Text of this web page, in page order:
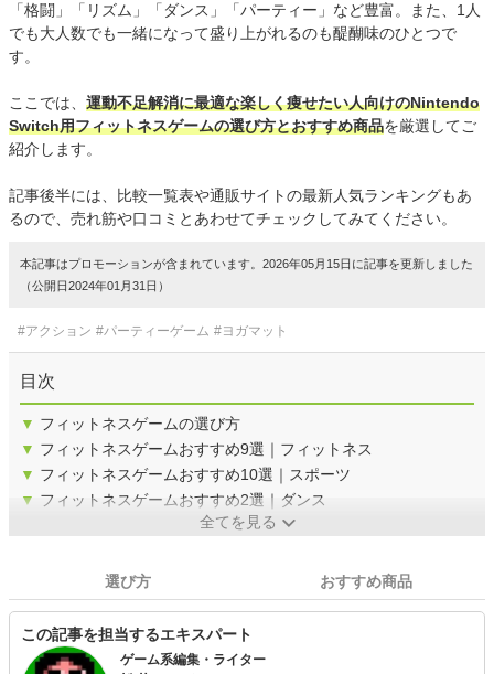
「格闘」「リズム」「ダンス」「パーティー」など豊富。また、1人
でも大人数でも一緒になって盛り上がれるのも醍醐味のひとつで
す。
ここでは、 運動不足解消に最適な楽しく痩せたい人向けのNintendo
Switch用フィットネスゲームの選び方とおすすめ商品を厳選してご
紹介します。
記事後半には、比較一覧表や通販サイトの最新人気ランキングもあ
るので、売れ筋や口コミとあわせてチェックしてみてください。
本記事はプロモーションが含まれています。2026年05月15日に記事を更新しました
（公開日2024年01月31日）
#アクション #パーティーゲーム #ヨガマット
目次
▼ フィットネスゲームの選び方
▼ フィットネスゲームおすすめ9選｜フィットネス
▼ フィットネスゲームおすすめ10選｜スポーツ
▼ フィットネスゲームおすすめ2選｜ダンス
全てを見る
選び方 おすすめ商品
この記事を担当するエキスパート
ゲーム系編集・ライター